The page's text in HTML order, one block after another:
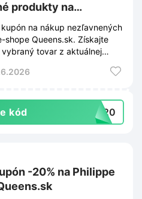
produkty na
na nákup nezľavnených
shope Queens.sk. Získajte
vybraný tovar z aktuálnej
kód Q20
-20% na Philippe